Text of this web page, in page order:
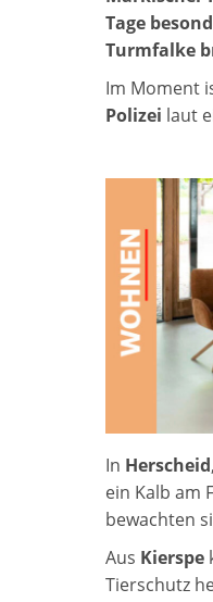
Tage
Turmfalke
Im Moment
Polizei laut
In Herscheid
ein Kalb am
bewachten
Aus Kierspe
Tierschutz